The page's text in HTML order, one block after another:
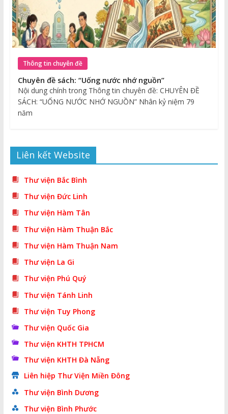
Thông tin chuyên đề
Chuyên đề sách: “Uống nước nhớ nguồn”
Nội dung chính trong Thông tin chuyên đề: CHUYÊN ĐỀ
SÁCH: “UỐNG NƯỚC NHỚ NGUỒN” Nhân kỷ niệm 79
năm
Liên kết Website
Thư viện Bắc Bình
Thư viện Đức Linh
Thư viện Hàm Tân
Thư viện Hàm Thuận Bắc
Thư viện Hàm Thuận Nam
Thư viện La Gi
Thư viện Phú Quý
Thư viện Tánh Linh
Thư viện Tuy Phong
Thư viện Quốc Gia
Thư viện KHTH TPHCM
Thư viện KHTH Đà Nẵng
Liên hiệp Thư Viện Miền Đông
Thư viện Bình Dương
Thư viện Bình Phước